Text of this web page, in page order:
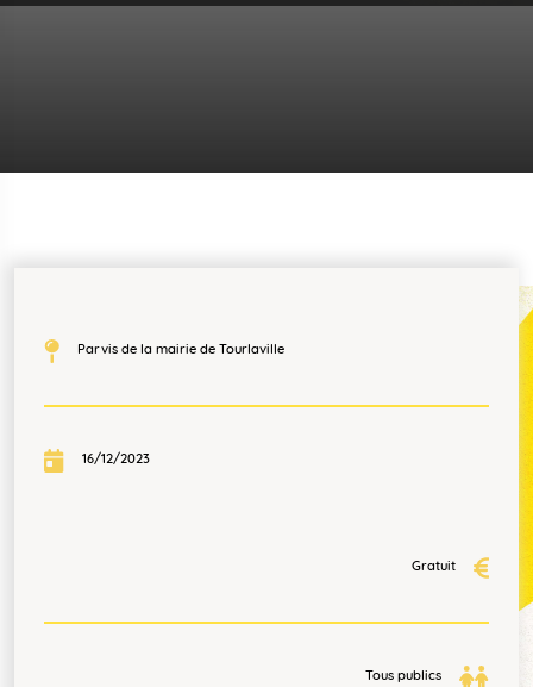
Parvis de la mairie de Tourlaville
16/12/2023
Gratuit
Tous publics